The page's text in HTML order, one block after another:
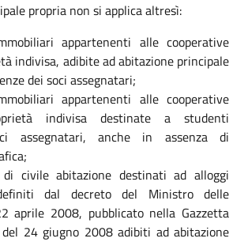
propria non si applica altresì:
appartenenti alle cooperative
indivisa, adibite ad abitazione principale
dei soci assegnatari;
appartenenti alle cooperative
indivisa destinate a studenti
assegnatari, anche in assenza di
civile abitazione destinati ad alloggi
dal decreto del Ministro delle
aprile 2008, pubblicato nella Gazzetta
24 giugno 2008 adibiti ad abitazione